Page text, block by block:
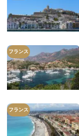
フランス
フランス